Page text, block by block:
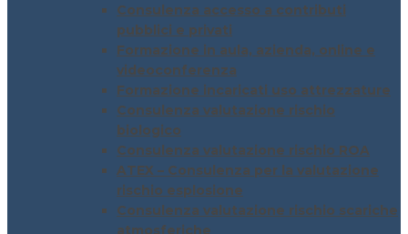
Consulenza accesso a contributi
pubblici e privati
Formazione in aula, azienda, online e
videoconferenza
Formazione incaricati uso attrezzature
Consulenza valutazione rischio
biologico
Consulenza valutazione rischio ROA
ATEX – Consulenza per la valutazione
rischio esplosione
Consulenza valutazione rischio scariche
atmosferiche